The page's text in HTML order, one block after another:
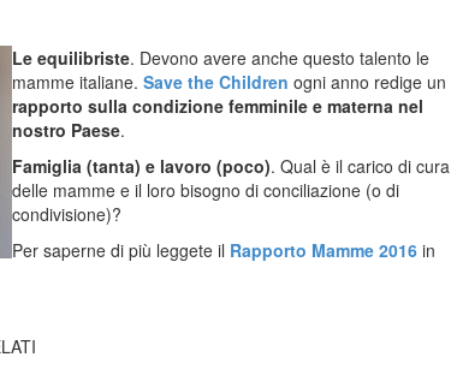
Le equilibriste. Devono avere anche questo talento le
mamme italiane. Save the Children ogni anno redige un
rapporto sulla condizione femminile e materna nel
nostro Paese.
Famiglia (tanta) e lavoro (poco). Qual è il carico di cura
delle mamme e il loro bisogno di conciliazione (o di
condivisione)?
Per saperne di più leggete il Rapporto Mamme 2016in